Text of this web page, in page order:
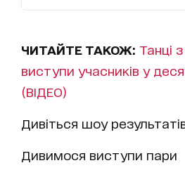
ЧИТАЙТЕ ТАКОЖ: Танці
виступи учасників у
(ВІДЕО)
Дивіться шоу
Дивимося виступи пари